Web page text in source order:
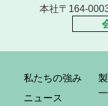
本社〒164-
私たちの強み
ニュース